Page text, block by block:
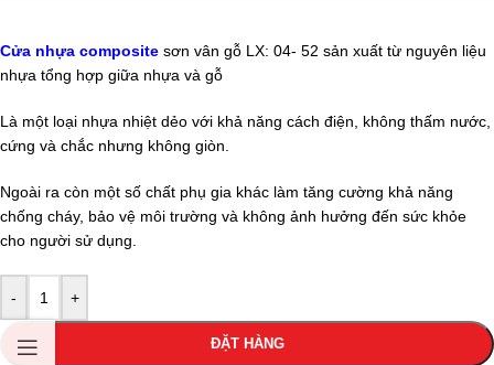
Cửa nhựa composite sơn vân gỗ LX: 04- 52 sản xuất từ nguyên liệu
nhựa tổng hợp giữa nhựa và gỗ
Là một loại nhựa nhiệt dẻo với khả năng cách điện, không thấm nước,
cứng và chắc nhưng không giòn.
Ngoài ra còn một số chất phụ gia khác làm tăng cường khả năng
chống cháy, bảo vệ môi trường và không ảnh hưởng đến sức khỏe
cho người sử dụng.
- +
ĐẶT HÀNG